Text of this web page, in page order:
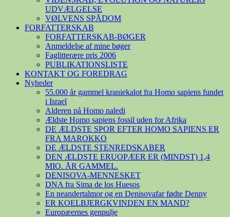
UDVÆLGELSE
VØLVENS SPÅDOM
FORFATTERSKAB
FORFATTERSKAB-BØGER
Anmeldelse af mine bøger
Faglitterære pris 2006
PUBLIKATIONSLISTE
KONTAKT OG FOREDRAG
Nyheder
55.000 år gammel kraniekalot fra Homo sapiens fundet
i Israel
Alderen på Homo naledi
Ældste Homo sapiens fossil uden for Afrika
DE ÆLDSTE SPOR EFTER HOMO SAPIENS ER
FRA MAROKKO
DE ÆLDSTE STENREDSKABER
DEN ÆLDSTE ERUOPÆER ER (MINDST) 1,4
MIO. ÅR GAMMEL.
DENISOVA-MENNESKET
DNA fra Sima de los Huesos
En neandertalmor og en Denisovafar fødte Denny
ER KOELBJERGKVINDEN EN MAND?
Europæernes genpulje